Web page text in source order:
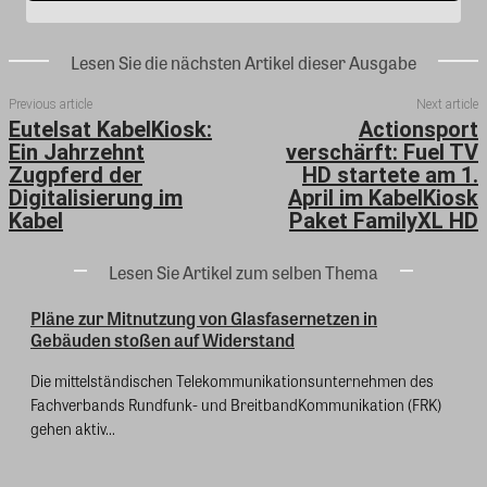
Lesen Sie die nächsten Artikel dieser Ausgabe
Previous article
Eutelsat KabelKiosk:
Ein Jahrzehnt
Zugpferd der
Digitalisierung im
Kabel
Next article
Actionsport
verschärft: Fuel TV
HD startete am 1.
April im KabelKiosk
Paket FamilyXL HD
Lesen Sie Artikel zum selben Thema
Pläne zur Mitnutzung von Glasfasernetzen in
Gebäuden stoßen auf Widerstand
Die mittelständischen Telekommunikationsunternehmen des
Fachverbands Rundfunk- und BreitbandKommunikation (FRK)
gehen aktiv...